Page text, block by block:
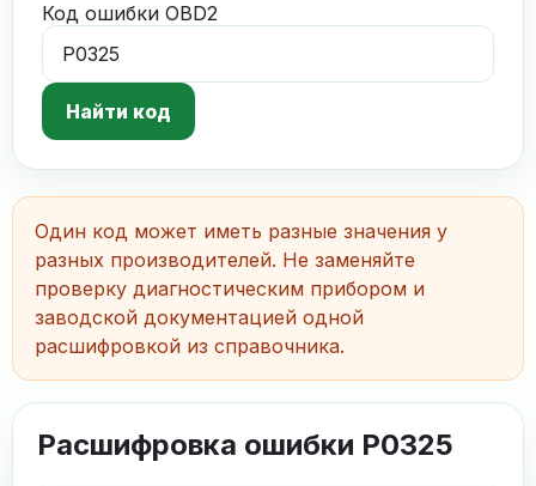
Код ошибки OBD2
Найти код
Один код может иметь разные значения у
разных производителей. Не заменяйте
проверку диагностическим прибором и
заводской документацией одной
расшифровкой из справочника.
Расшифровка ошибки P0325